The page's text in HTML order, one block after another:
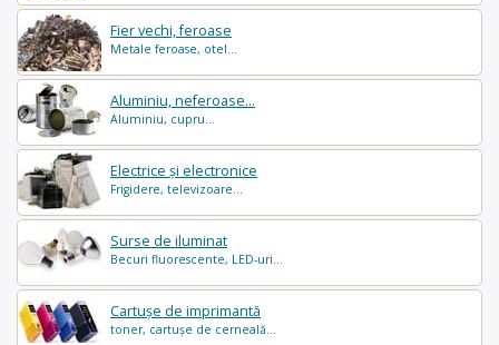
Fier vechi, feroase
Metale feroase, otel...
Aluminiu, neferoase...
Aluminiu, cupru...
Electrice și electronice
Frigidere, televizoare...
Surse de iluminat
Becuri fluorescente, LED-uri...
Cartușe de imprimantă
toner, cartușe de cerneală...